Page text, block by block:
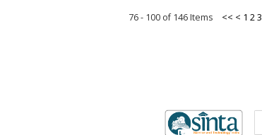
76 - 100 of 146 Items << < 1 23